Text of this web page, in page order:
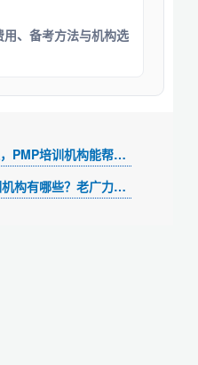
、备考方法与机构选
零基础转行项目管理，PMP培训机构能帮我什么？
广州靠谱的PMP培训机构有哪些？老广力荐的高性价比之选